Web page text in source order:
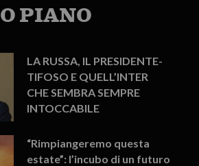
PIANO
LA RUSSA, IL PRESIDENTE-
TIFOSO E QUELL’INTER
CHE SEMBRA SEMPRE
INTOCCABILE
“Rimpiangeremo questa
estate”: l’incubo di un futuro